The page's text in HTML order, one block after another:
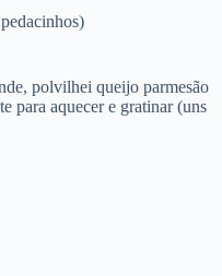
polvilhei queijo parmesão
para aquecer e gratinar (uns